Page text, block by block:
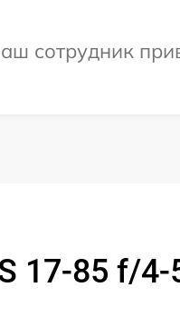
сотрудник
17-85 f/4-